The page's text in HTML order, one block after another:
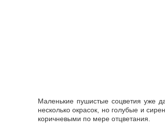
Маленькие пушистые соцветия уже
несколько окрасок, но голубые и
коричневыми по мере отцветания.